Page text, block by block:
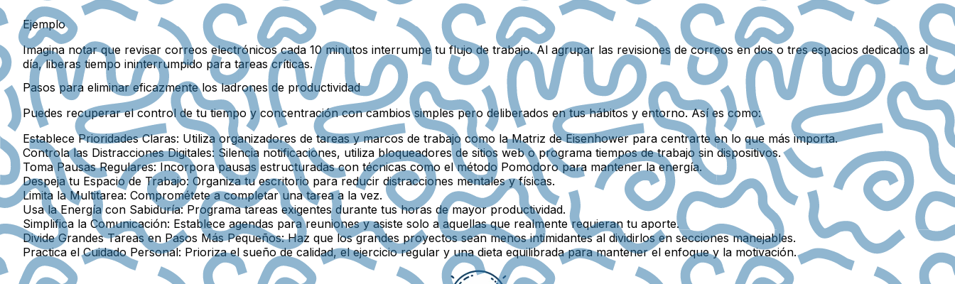
Ejemplo
Imagina notar que revisar correos electrónicos cada 10 minutos interrumpe tu flujo de trabajo. Al agrupar las revisiones de correos en dos o tres espacios dedicados al
día, liberas tiempo ininterrumpido para tareas críticas.
Pasos para eliminar eficazmente los ladrones de productividad
Puedes recuperar el control de tu tiempo y concentración con cambios simples pero deliberados en tus hábitos y entorno. Así es como:
Establece Prioridades Claras: Utiliza organizadores de tareas y marcos de trabajo como la Matriz de Eisenhower para centrarte en lo que más importa.
Controla las Distracciones Digitales: Silencia notificaciones, utiliza bloqueadores de sitios web o programa tiempos de trabajo sin dispositivos.
Toma Pausas Regulares: Incorpora pausas estructuradas con técnicas como el método Pomodoro para mantener la energía.
Despeja tu Espacio de Trabajo: Organiza tu escritorio para reducir distracciones mentales y físicas.
Limita la Multitarea: Comprométete a completar una tarea a la vez.
Usa la Energía con Sabiduría: Programa tareas exigentes durante tus horas de mayor productividad.
Simplifica la Comunicación: Establece agendas para reuniones y asiste solo a aquellas que realmente requieran tu aporte.
Divide Grandes Tareas en Pasos Más Pequeños: Haz que los grandes proyectos sean menos intimidantes al dividirlos en secciones manejables.
Practica el Cuidado Personal: Prioriza el sueño de calidad, el ejercicio regular y una dieta equilibrada para mantener el enfoque y la motivación.